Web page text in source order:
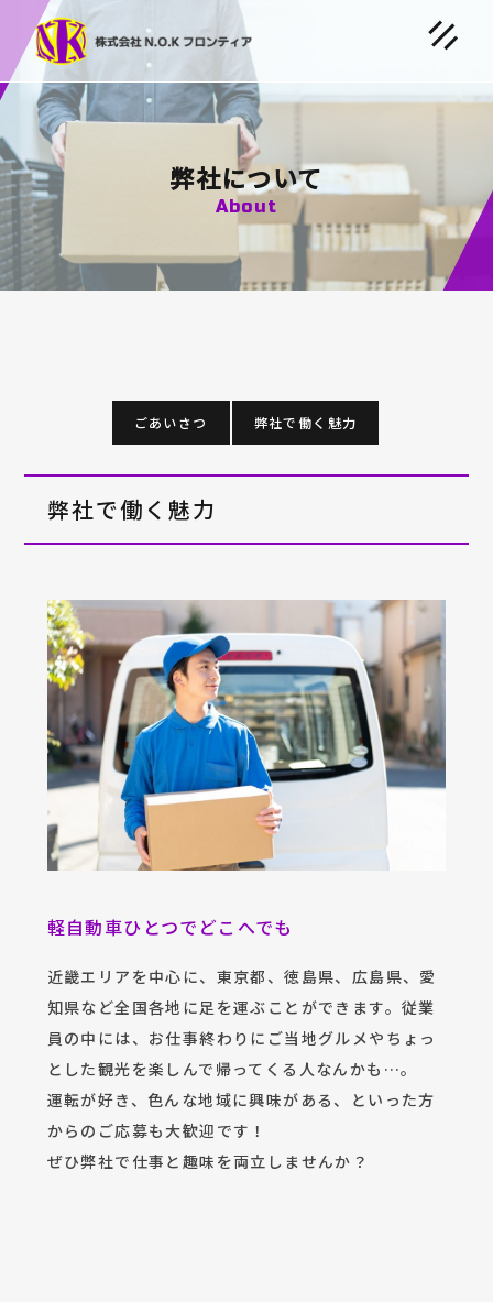
弊社について
About
ごあいさつ 弊社で働く魅力
弊社で働く魅力
軽自動車ひとつでどこへでも
近畿エリアを中心に、東京都、徳島県、広島県、愛
知県など全国各地に足を運ぶことができます。従業
員の中には、お仕事終わりにご当地グルメやちょっ
とした観光を楽しんで帰ってくる人なんかも…。
運転が好き、色んな地域に興味がある、といった方
からのご応募も大歓迎です！
ぜひ弊社で仕事と趣味を両立しませんか？